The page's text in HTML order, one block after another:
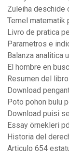
Zuleiha deschide
Temel matematik
Livro de pratica
Parametros e
Balanza analitica
El hombre en
Resumen del
Download
Poto pohon bulu
Download puisi
Essay örnekleri
Historia del
Articulo 654